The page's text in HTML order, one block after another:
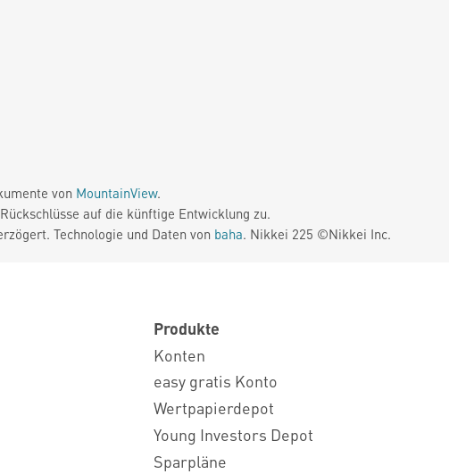
von MountainView.
auf die künftige Entwicklung zu.
Technologie und Daten von baha. Nikkei 225 ©Nikkei Inc.
Produkte
Konten
easy gratis Konto
Wertpapierdepot
Young Investors Depot
Sparpläne